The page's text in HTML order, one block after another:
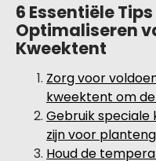
6 Essentiële
Optimaliseren
Kweektent
Zorg voor
kweektent om
Gebruik speciale
zijn voor
Houd de